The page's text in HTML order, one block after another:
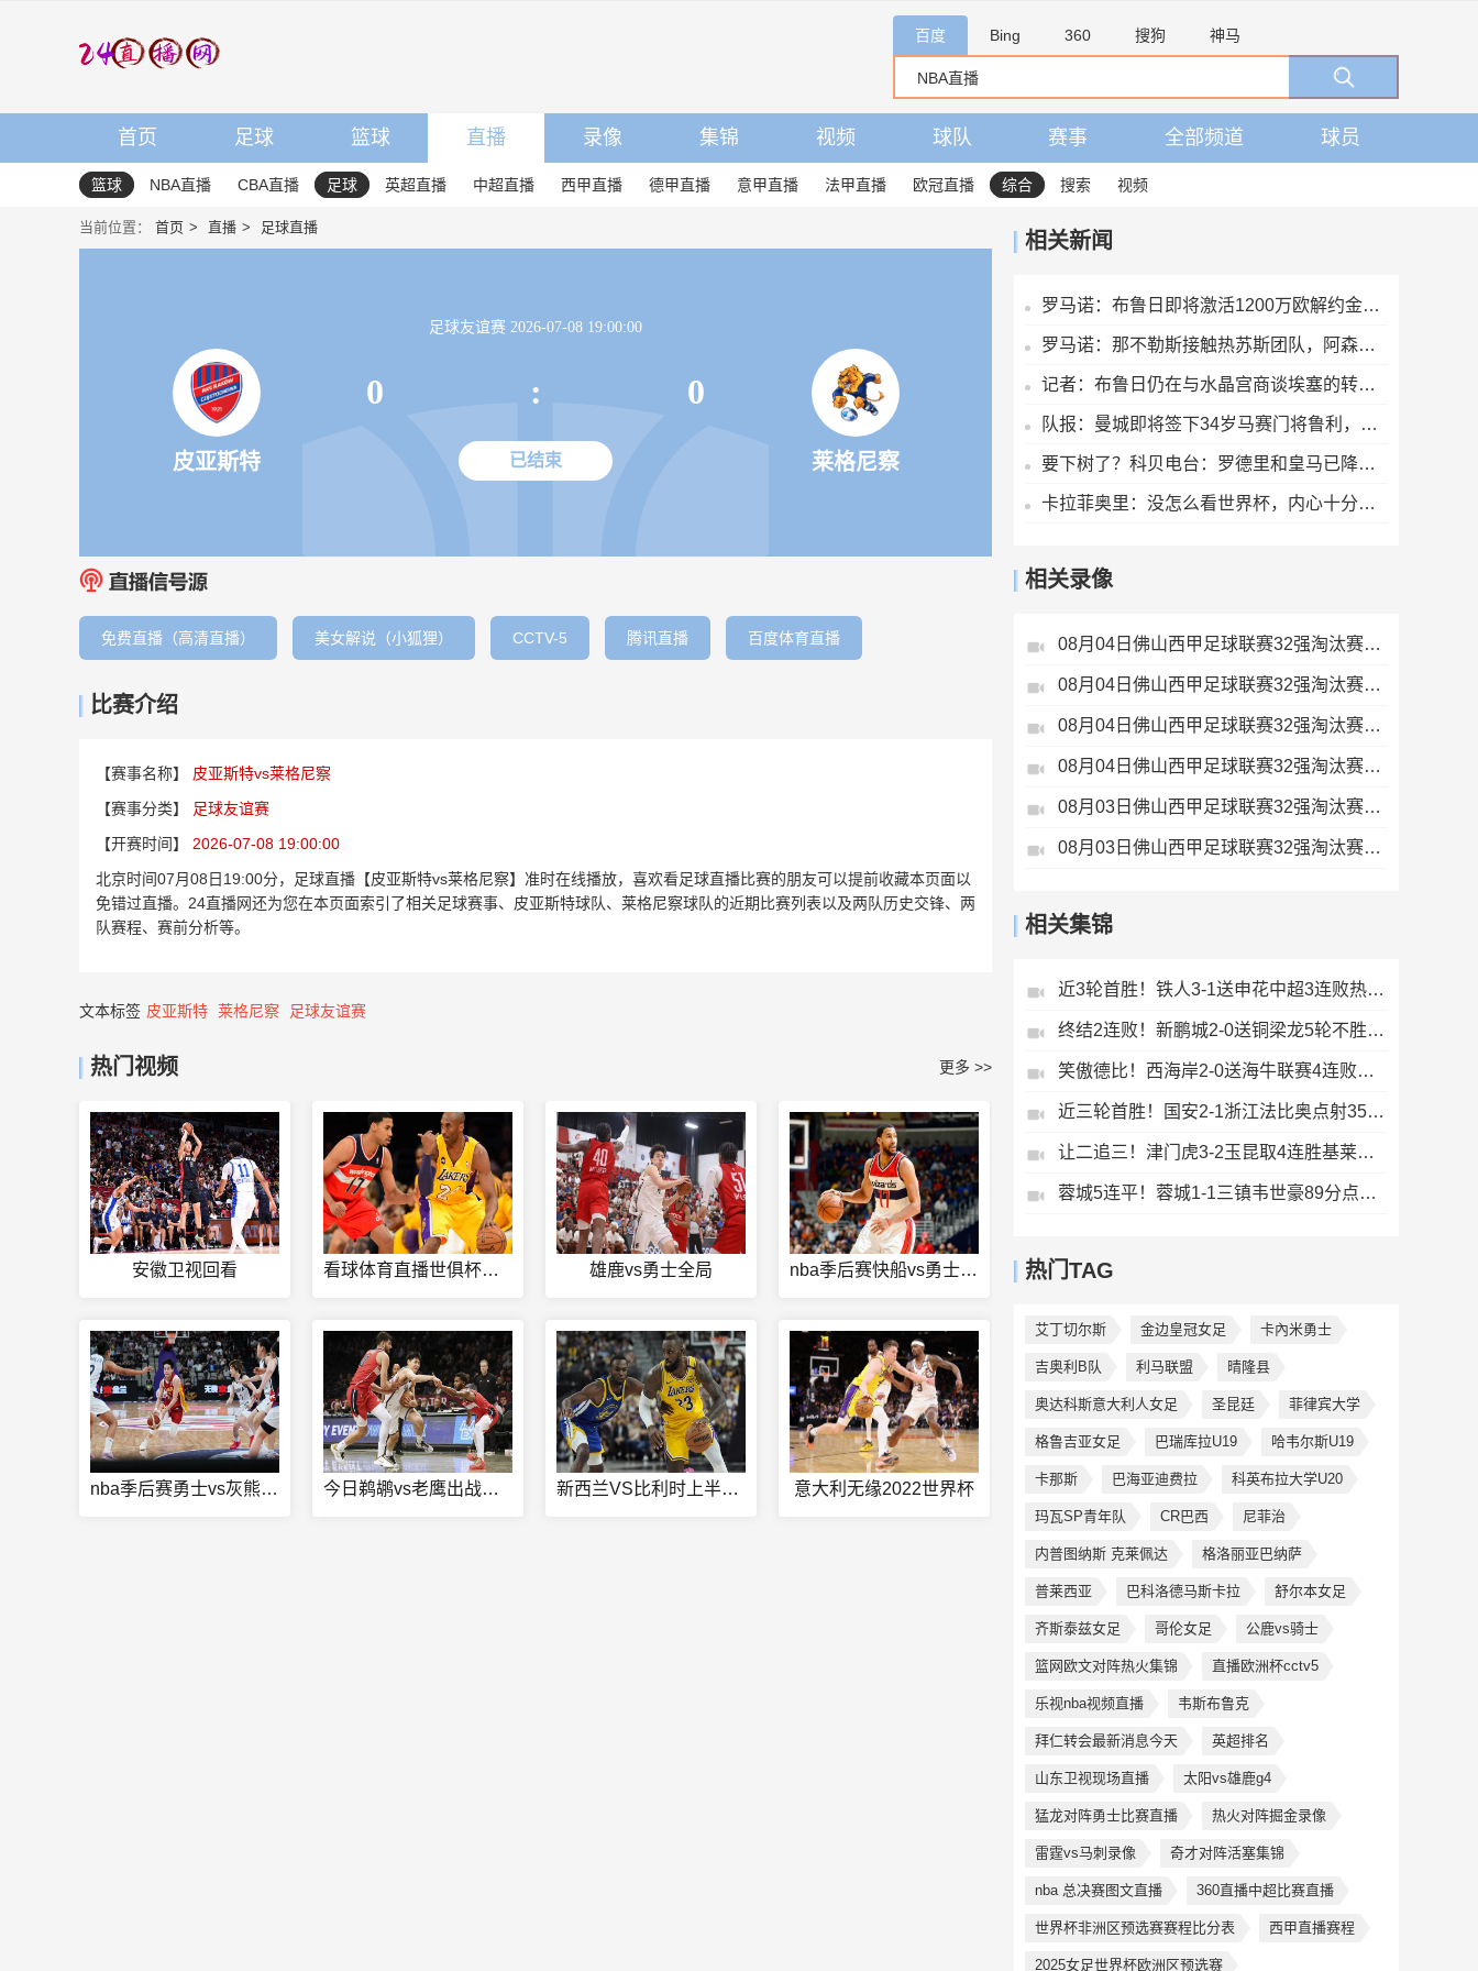
百度 Bing 360 搜狗 神马
首页 足球 篮球 直播 录像 集锦 视频 球队 赛事 全部频道 球员
篮球 NBA直播 CBA直播 足球 英超直播 中超直播 西甲直播 德甲直播 意甲直播 法甲直播 欧冠直播 综合 搜索 视频
当前位置： 首页 直播 足球直播
足球友谊赛 2026-07-08 19:00:00
皮亚斯特
0 : 0
已结束 莱格尼察
免费直播（高清直播） 美女解说（小狐狸） CCTV-5 腾讯直播 百度体育直播
比赛介绍
【赛事名称】
皮亚斯特vs莱格尼察
【赛事分类】
足球友谊赛
【开赛时间】
2026-07-08 19:00:00
北京时间07月08日19:00分，足球直播【皮亚斯特vs莱格尼察】准时在线播放，喜欢看足球直播比赛的朋友可以提前收藏本页面以
免错过直播。24直播网还为您在本页面索引了相关足球赛事、皮亚斯特球队、莱格尼察球队的近期比赛列表以及两队历史交锋、两
队赛程、赛前分析等。
文本标签 皮亚斯特 莱格尼察 足球友谊赛
热门视频 更多 >>
安徽卫视回看 看球体育直播世俱杯比赛直播 雄鹿vs勇士全局 nba季后赛快船vs勇士第三场视频
nba季后赛勇士vs灰熊g6 今日鹈鹕vs老鹰出战情况 新西兰VS比利时上半场直播 意大利无缘2022世界杯
相关新闻
罗马诺：布鲁日即将激活1200万欧解约金，签下马略卡前锋比尔希利
罗马诺：那不勒斯接触热苏斯团队，阿森纳只接受永久转会
记者：布鲁日仍在与水晶宫商谈埃塞的转会交易
队报：曼城即将签下34岁马赛门将鲁利，转会费350万欧元
要下树了？科贝电台：罗德里和皇马已降温，巴萨和他达成个人协议
卡拉菲奥里：没怎么看世界杯，内心十分难受，我会把情绪化为动力
相关录像
08月04日佛山西甲足球联赛32强淘汰赛广东西南建设VS香港圣徒全场录像
08月04日佛山西甲足球联赛32强淘汰赛藝品高國際VS湛江狂狼·粵辉能源全场录像
08月04日佛山西甲足球联赛32强淘汰赛贪玩游戏VS美的薪火全场录像
08月04日佛山西甲足球联赛32强淘汰赛肇庆恒骏成VS三七互娱全场录像
08月03日佛山西甲足球联赛32强淘汰赛广东客家青年VS广州英华思力U17全场录像
08月03日佛山西甲足球联赛32强淘汰赛广州求信VS顺德新青年全场录像
相关集锦
近3轮首胜！铁人3-1送申花中超3连败热菲尼奥双响邦本宜裕传射
终结2连败！新鹏城2-0送铜梁龙5轮不胜37岁姜至鹏破门韦斯利建功
笑傲德比！西海岸2-0送海牛联赛4连败海牛仍垫底西海岸升至第二
近三轮首胜！国安2-1浙江法比奥点射35岁张稀哲制胜王钰栋送助攻
让二追三！津门虎3-2玉昆取4连胜基莱斯读秒绝杀萨尔瓦多破门
蓉城5连平！蓉城1-1三镇韦世豪89分点射救主费利佩造点李昂破门
热门TAG
艾丁切尔斯 金边皇冠女足 卡內米勇士
吉奥利B队 利马联盟 晴隆县
奥达科斯意大利人女足 圣昆廷 菲律宾大学
格鲁吉亚女足 巴瑞库拉U19 哈韦尔斯U19
卡那斯 巴海亚迪费拉 科英布拉大学U20
玛瓦SP青年队 CR巴西 尼菲治
内普图纳斯 克莱佩达 格洛丽亚巴纳萨
普莱西亚 巴科洛德马斯卡拉 舒尔本女足
齐斯泰兹女足 哥伦女足 公鹿vs骑士
篮网欧文对阵热火集锦 直播欧洲杯cctv5
乐视nba视频直播 韦斯布鲁克
拜仁转会最新消息今天 英超排名
山东卫视现场直播 太阳vs雄鹿g4
猛龙对阵勇士比赛直播 热火对阵掘金录像
雷霆vs马刺录像 奇才对阵活塞集锦
nba 总决赛图文直播 360直播中超比赛直播
世界杯非洲区预选赛赛程比分表 西甲直播赛程
2025女足世界杯欧洲区预选赛